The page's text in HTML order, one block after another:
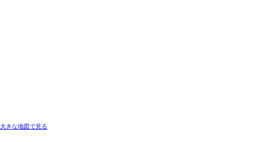
大きな地図で見る